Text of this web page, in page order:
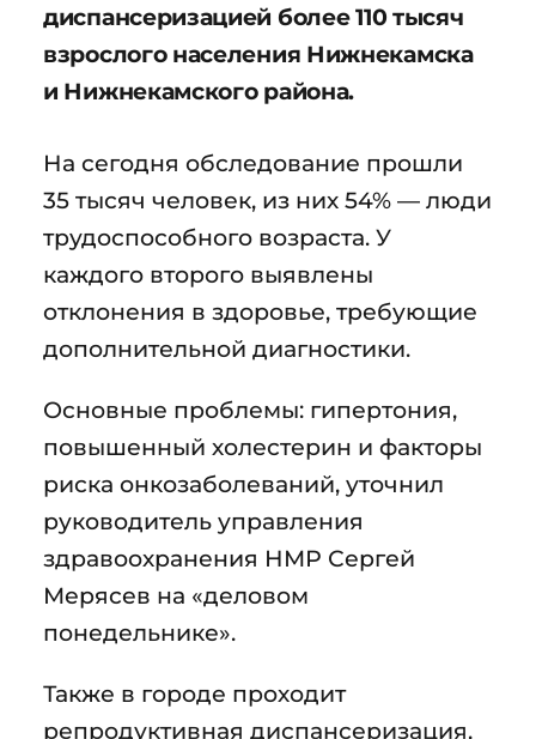
диспансеризацией более 110 тысяч
взрослого населения Нижнекамска
и Нижнекамского района.
На сегодня обследование прошли
35 тысяч человек, из них 54% — люди
трудоспособного возраста. У
каждого второго выявлены
отклонения в здоровье, требующие
дополнительной диагностики.
Основные проблемы: гипертония,
повышенный холестерин и факторы
риска онкозаболеваний, уточнил
руководитель управления
здравоохранения НМР Сергей
Мерясев на «деловом
понедельнике».
Также в городе проходит
репродуктивная диспансеризация,